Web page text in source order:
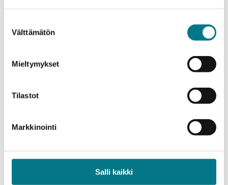
valinta
Välttämätön
Mieltymykset
Tilastot
Markkinointi
Salli kaikki
Development, full-time
25.2.-6.3.2026